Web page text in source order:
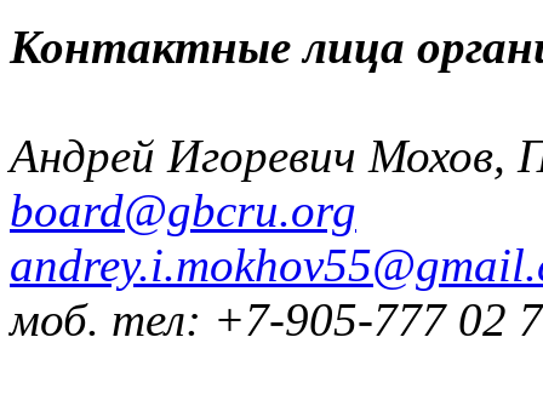
Контактные лица
Андрей Игоревич Мохов,
board@gbcru.org
моб. тел: +7-905-777 02